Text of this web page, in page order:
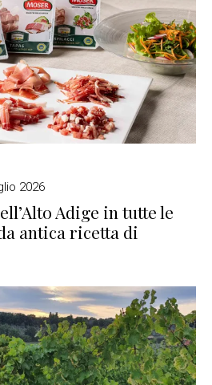
2026
Adige in tutte le
antica ricetta di